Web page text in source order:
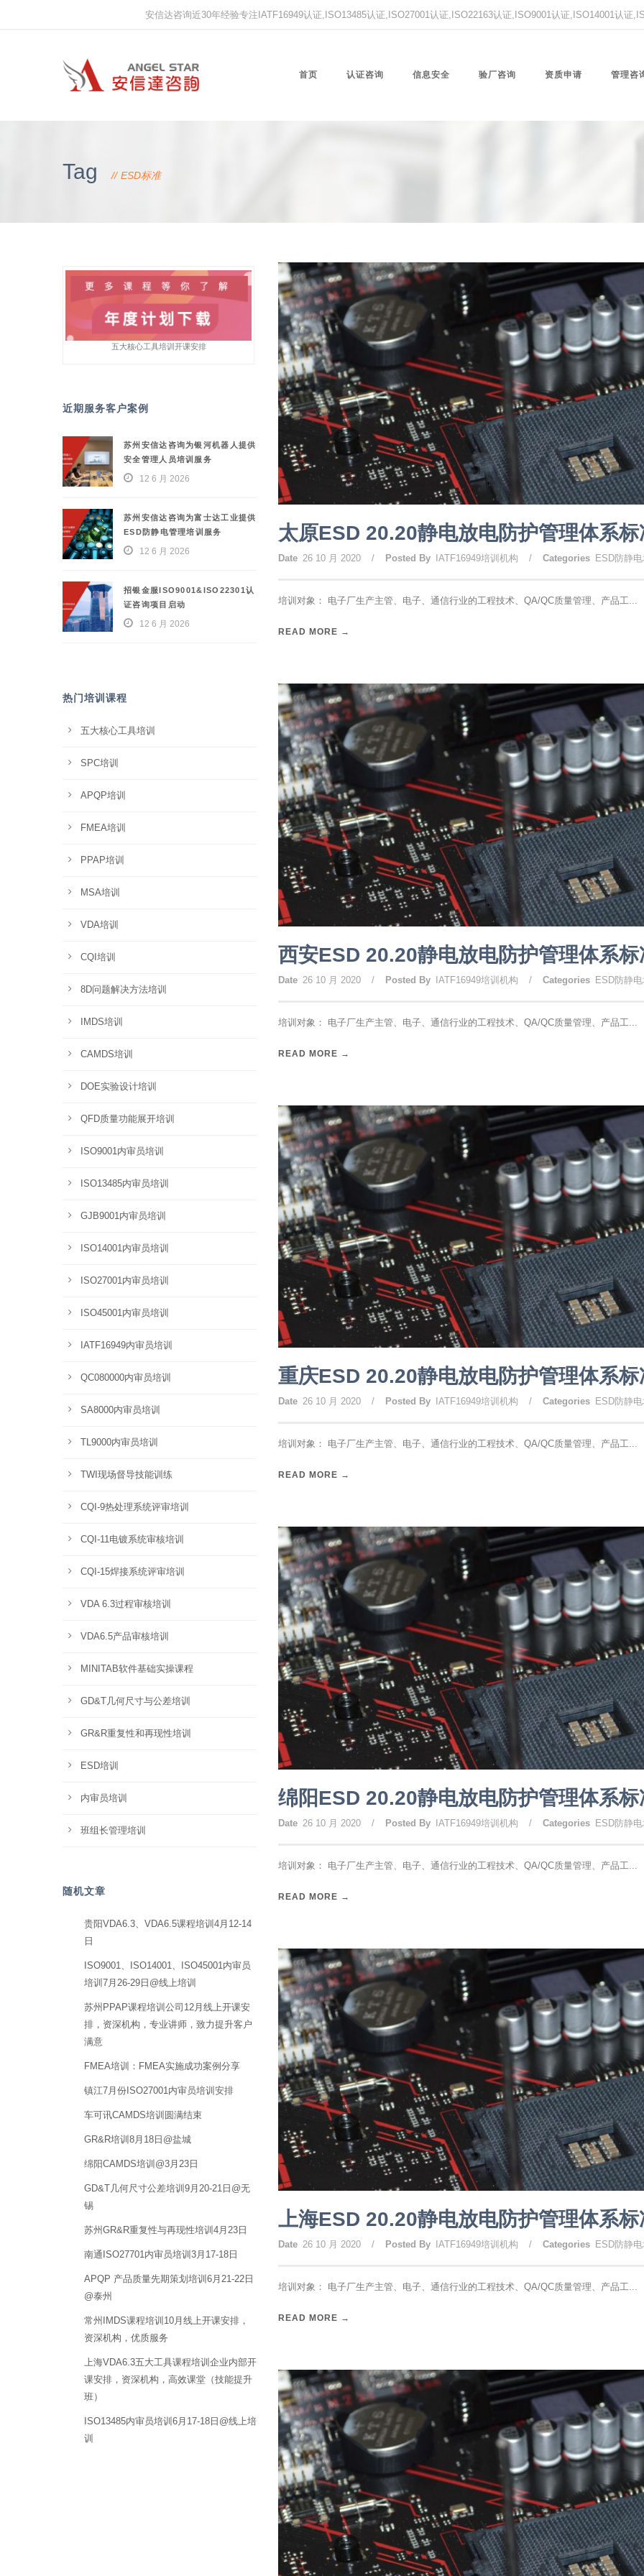
安信达咨询近30年经验专注IATF16949认证,ISO13485认证,ISO27001认证,ISO22163认证,ISO9001认证,ISO14001认证
首页 认证咨询 信息安全 验厂咨询 资质申请 管理咨
Tag ESD标准
太原ESD 20.20静电放电防护管理体系
Date 26 10 月 2020 / Posted By IATF16949培训机构 / Categories ESD防静
培训对象： 电子厂生产主管、电子、通信行业的工程技术、QA/QC质量管理、产品工...
READ MORE →
西安ESD 20.20静电放电防护管理体系
Date 26 10 月 2020 / Posted By IATF16949培训机构 / Categories ESD防静
培训对象： 电子厂生产主管、电子、通信行业的工程技术、QA/QC质量管理、产品工...
READ MORE →
重庆ESD 20.20静电放电防护管理体系
Date 26 10 月 2020 / Posted By IATF16949培训机构 / Categories ESD防静
培训对象： 电子厂生产主管、电子、通信行业的工程技术、QA/QC质量管理、产品工...
READ MORE →
绵阳ESD 20.20静电放电防护管理体系
Date 26 10 月 2020 / Posted By IATF16949培训机构 / Categories ESD防静
培训对象： 电子厂生产主管、电子、通信行业的工程技术、QA/QC质量管理、产品工...
READ MORE →
上海ESD 20.20静电放电防护管理体系
Date 26 10 月 2020 / Posted By IATF16949培训机构 / Categories ESD防静
培训对象： 电子厂生产主管、电子、通信行业的工程技术、QA/QC质量管理、产品工...
READ MORE →
五大核心工具培训开课安排
近期服务客户案例
苏州安信达咨询为银河机器人提供
安全管理人员培训服务
12 6 月 2026
苏州安信达咨询为富士达工业提供
ESD防静电管理培训服务
12 6 月 2026
招银金服ISO9001&ISO22301认
证咨询项目启动
12 6 月 2026
热门培训课程
五大核心工具培训
SPC培训
APQP培训
FMEA培训
PPAP培训
MSA培训
VDA培训
CQI培训
8D问题解决方法培训
IMDS培训
CAMDS培训
DOE实验设计培训
QFD质量功能展开培训
ISO9001内审员培训
ISO13485内审员培训
GJB9001内审员培训
ISO14001内审员培训
ISO27001内审员培训
ISO45001内审员培训
IATF16949内审员培训
QC080000内审员培训
SA8000内审员培训
TL9000内审员培训
TWI现场督导技能训练
CQI-9热处理系统评审培训
CQI-11电镀系统审核培训
CQI-15焊接系统评审培训
VDA 6.3过程审核培训
VDA6.5产品审核培训
MINITAB软件基础实操课程
GD&T几何尺寸与公差培训
GR&R重复性和再现性培训
ESD培训
内审员培训
班组长管理培训
随机文章
贵阳VDA6.3、VDA6.5课程培训4月12-14
日
ISO9001、ISO14001、ISO45001内审员
培训7月26-29日@线上培训
苏州PPAP课程培训公司12月线上开课安
排，资深机构，专业讲师，致力提升客户
满意
FMEA培训：FMEA实施成功案例分享
镇江7月份ISO27001内审员培训安排
车可讯CAMDS培训圆满结束
GR&R培训8月18日@盐城
绵阳CAMDS培训@3月23日
GD&T几何尺寸公差培训9月20-21日@无
锡
苏州GR&R重复性与再现性培训4月23日
南通ISO27701内审员培训3月17-18日
APQP 产品质量先期策划培训6月21-22日
@泰州
常州IMDS课程培训10月线上开课安排，
资深机构，优质服务
上海VDA6.3五大工具课程培训企业内部开
课安排，资深机构，高效课堂（技能提升
班）
ISO13485内审员培训6月17-18日@线上培
训